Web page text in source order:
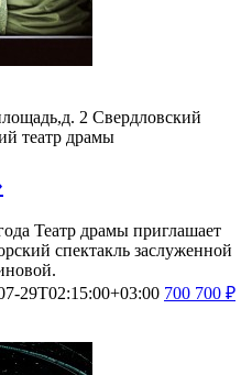
2 Свердловский
театр драмы
Театр драмы приглашает
спектакль заслуженной
29T02:15:00+03:00 700 700 ₽